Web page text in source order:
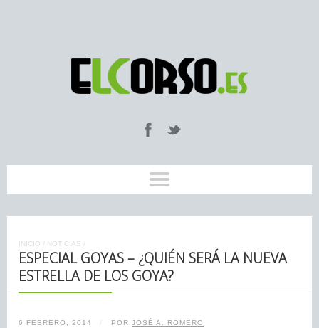
INICIO / NOTICIAS /
ESPECIAL GOYAS – ¿QUIÉN SERÁ LA NUEVA
ESTRELLA DE LOS GOYA?
6 FEBRERO, 2014 / POR JOSÉ A. ROMERO